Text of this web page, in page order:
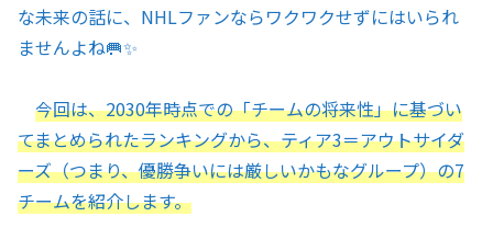
な未来の話に、NHLファンならワクワクせずにはいられ
ませんよね🥅✨
今回は、2030年時点での「チームの将来性」に基づい
てまとめられたランキングから、ティア3＝アウトサイダ
ーズ（つまり、優勝争いには厳しいかもなグループ）の7
チームを紹介します。